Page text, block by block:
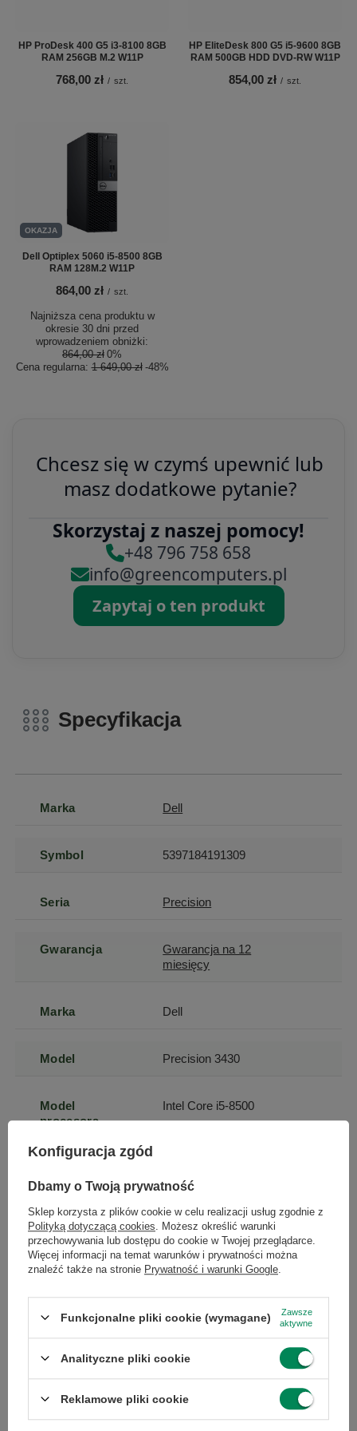
HP ProDesk 400 G5 i3-8100 8GB
RAM 256GB M.2 W11P
768,00 zł / szt.
HP EliteDesk 800 G5 i5-9600 8GB
RAM 500GB HDD DVD-RW W11P
854,00 zł / szt.
OKAZJA
Dell Optiplex 5060 i5-8500 8GB
RAM 128M.2 W11P
864,00 zł / szt.
Najniższa cena produktu w
okresie 30 dni przed
wprowadzeniem obniżki:
864,00 zł 0%
Cena regularna:1 649,00 zł -48%
Chcesz się w czymś upewnić lub
masz dodatkowe pytanie?
Skorzystaj z naszej pomocy!
+48 796 758 658
info@greencomputers.pl
Zapytaj o ten produkt
Specyfikacja
Marka Dell
Symbol 5397184191309
Seria Precision
Gwarancja
Gwarancja na 12
miesięcy
Marka Dell
Model Precision 3430
Model
procesora
Intel Core i5-8500
Taktowanie
bazowe
procesora
3.0
procesora
procesora
Konfiguracja zgód
Dbamy o Twoją prywatność
Sklep korzysta z plików cookie w celu realizacji usług zgodnie z
Polityką dotyczącą cookies . Możesz określić warunki
przechowywania lub dostępu do cookie w Twojej przeglądarce.
Więcej informacji na temat warunków i prywatności można
znaleźć także na stronie Prywatność i warunki Google
Funkcjonalne pliki cookie (wymagane)
Zawsze
aktywne
Analityczne pliki cookie
Reklamowe pliki cookie